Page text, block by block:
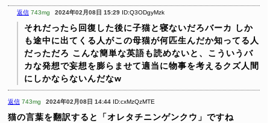
返信 743mg 2024年02月08日 15:29 ID:Q3ODgyMzk
それだったら回復した後に子猫と寝ないだろバーカ
しか
も途中に出てくる人がこの母猫が何匹生んだか知ってる人
だっただろ こんな簡単な英語も読めないと、こういうバ
カな発想で妄想を膨らませて適当に物事を考えるクズ人間
にしかならないんだなw
返信 743mg 2024年02月08日 14:44 ID:cxMzQzMTE
猫の言葉を翻訳すると「オレタチニンゲンクウ」ですね